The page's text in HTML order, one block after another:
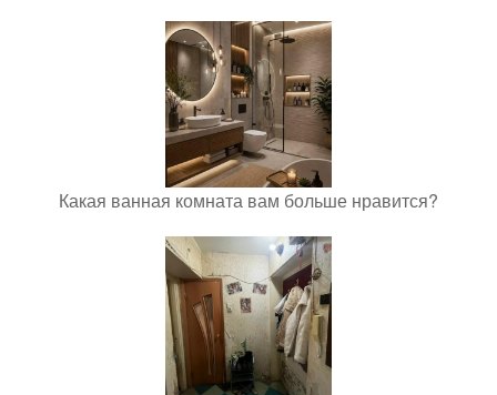
Какая ванная комната вам больше нравится?